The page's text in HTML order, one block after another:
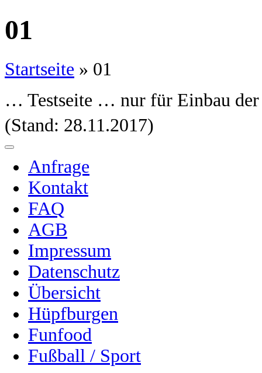
01
Startseite » 01
… Testseite … nur für Einbau der
(Stand: 28.11.2017)
Anfrage
Kontakt
FAQ
AGB
Impressum
Datenschutz
Übersicht
Hüpfburgen
Funfood
Fußball / Sport